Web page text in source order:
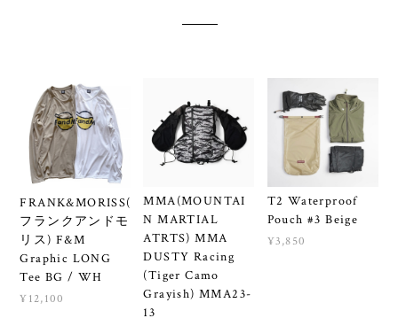
FRANK&MORISS(
フランクアンドモ
リス) F&M
Graphic LONG
Tee BG / WH
¥12,100
MMA(MOUNTAI
N MARTIAL
ATRTS) MMA
DUSTY Racing
(Tiger Camo
Grayish) MMA23-
13
T2 Waterproof
Pouch #3 Beige
¥3,850